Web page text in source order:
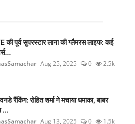
की पूर्व सुपरस्टार लाना की ग्लैमरस लाइफ: कई
Aug 25, 2025 0 2.5k
रैंकिंग: रोहित शर्मा ने मचाया धमाका, बाबर
...
Aug 13, 2025 0 1.5k